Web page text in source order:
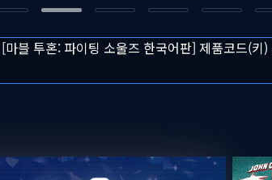
[킬 더 쉐도우 한국어판] 출시 및 프로모션 안내